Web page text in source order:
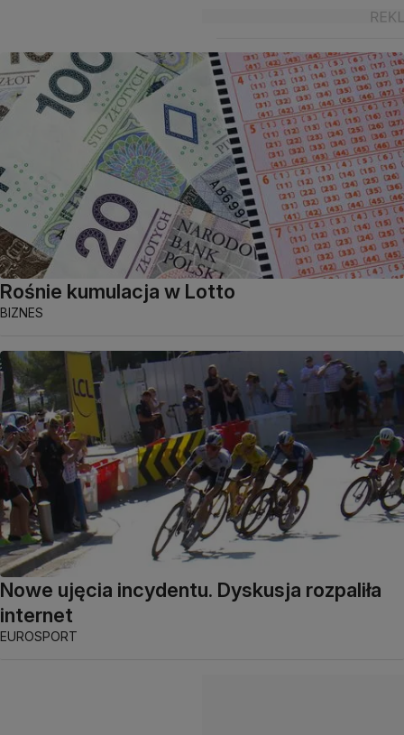
Rośnie kumulacja w Lotto
BIZNES
Nowe ujęcia incydentu. Dyskusja rozpaliła
internet
EUROSPORT